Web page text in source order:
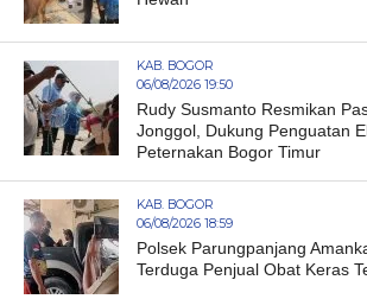
KAB. BOGOR
06/08/2026 19:50
Rudy Susmanto Resmikan
Jonggol, Dukung Penguatan
Peternakan Bogor Timur
KAB. BOGOR
06/08/2026 18:59
Polsek Parungpanjang
Terduga Penjual Obat Keras